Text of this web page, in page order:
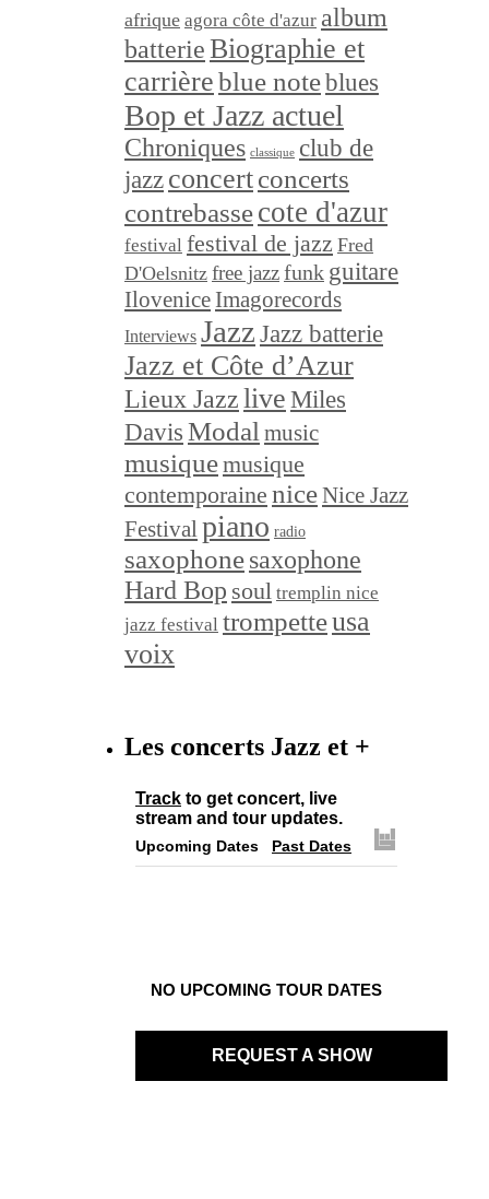
afrique agora côte d'azur album
batterieBiographie et
carrièreblue noteblues
Bop et Jazz actuel
Chroniques classique club de
jazz concertconcerts
contrebassecote d'azur
festival festival de jazz Fred
D'Oelsnitz free jazzfunk guitare
Ilovenice Imagorecords
Interviews Jazz Jazz batterie
Jazz et Côte d’Azur
Lieux Jazzlive Miles
Davis Modal music
musiquemusique
contemporaine niceNice Jazz
Festivalpiano radio
saxophonesaxophone
Hard Bop soul tremplin nice
jazz festival trompetteusa
voix
Les concerts Jazz et +
Track to get concert, live
stream and tour updates.
Upcoming Dates Past Dates
NO UPCOMING TOUR DATES
REQUEST A SHOW